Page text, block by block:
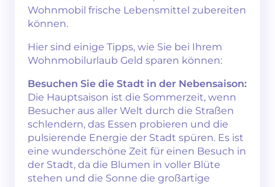
Wohnmobil frische Lebensmittel zubereiten
können.
Hier sind einige Tipps, wie Sie bei Ihrem
Wohnmobilurlaub Geld sparen können:
Besuchen Sie die Stadt in der Nebensaison:
Die Hauptsaison ist die Sommerzeit, wenn
Besucher aus aller Welt durch die Straßen
schlendern, das Essen probieren und die
pulsierende Energie der Stadt spüren. Es ist
eine wunderschöne Zeit für einen Besuch in
der Stadt, da die Blumen in voller Blüte
stehen und die Sonne die großartige